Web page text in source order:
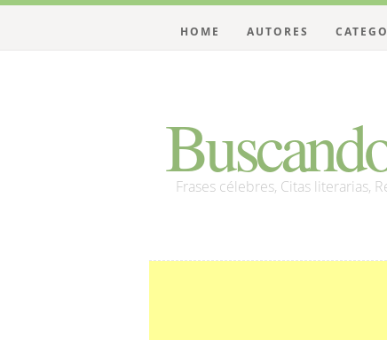
Frases célebres, Citas literarias,
HOME AUTORES